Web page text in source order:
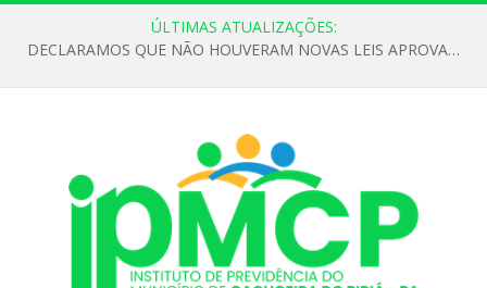
ÚLTIMAS ATUALIZAÇÕES:
DECLARAMOS QUE NÃO HOUVERAM NOVAS LEIS APROVADAS ATÉ O MOMENTO PARA O INSTITUTO DE PREVIDÊNCIA NO ANO DE 2026